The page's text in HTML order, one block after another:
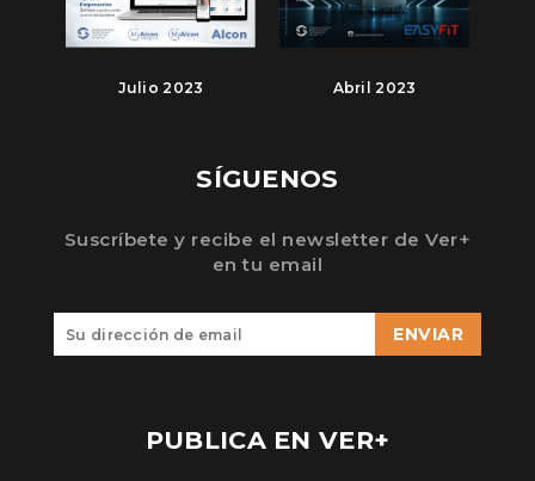
Julio 2023 Abril 2023
SÍGUENOS
Suscríbete y recibe el newsletter de Ver+
en tu email
ENVIAR
PUBLICA EN VER+